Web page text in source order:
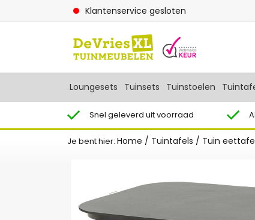
Klantenservice gesloten
Loungesets Tuinsets Tuinstoelen
Snel geleverd uit voorraad
Je bent hier: Home / Tuintafels / Tuin